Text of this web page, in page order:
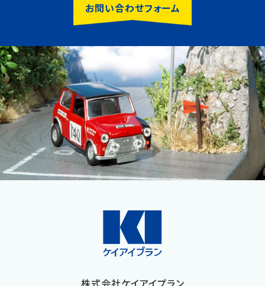
お問い合わせフォーム
株式会社ケイアイプラン